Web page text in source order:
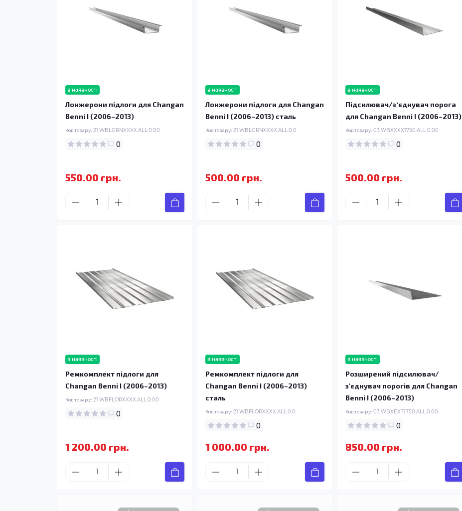
в наявності
Лонжерони підлоги для Changan
Benni I (2006–2013)
Код товару: 21.WBLGRNXXXX.ALL.0.00
0
550.00 грн.
в наявності
Лонжерони підлоги для Changan
Benni I (2006–2013) сталь
Код товару: 21.WBLGRNXXXX.ALL.0.0
0
500.00 грн.
в наявності
Підсилювач/зʼєднувач порога
для Changan Benni I (2006–2013)
Код товару: 03.WBXXXX1750.ALL.0.00
0
500.00 грн.
в наявності
Ремкомплект підлоги для
Changan Benni I (2006–2013)
Код товару: 21.WBFLORXXXX.ALL.0.00
0
1 200.00 грн.
в наявності
Ремкомплект підлоги для
Changan Benni I (2006–2013)
сталь
Код товару: 21.WBFLORXXXX.ALL.0.0
0
1 000.00 грн.
в наявності
Розширений підсилювач/
з'єднувач порогів для Changan
Benni I (2006–2013)
Код товару: 03.WBXEXT1750.ALL.0.00
0
850.00 грн.